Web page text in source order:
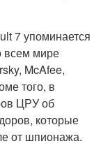
7 упоминается
всем мире
McAfee,
того, в
ЦРУ об
которые
от шпионажа.